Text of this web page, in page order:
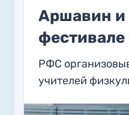
Аршавин и
РФС
учителей